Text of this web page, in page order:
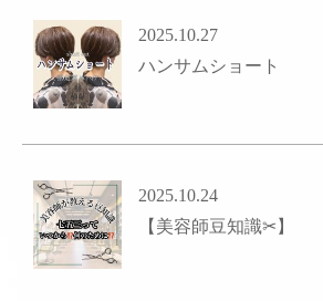
2025.10.27
ハンサムショート
2025.10.24
【美容師豆知識✂︎】